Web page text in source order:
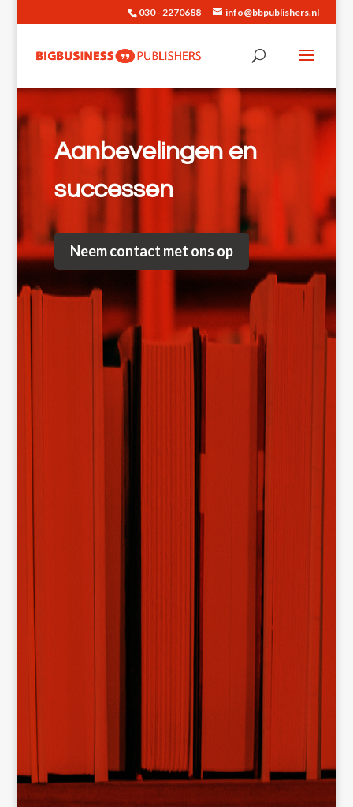
030 - 2270688 info@bbpublishers.nl
Aanbevelingen en
successen
Neem contact met ons op